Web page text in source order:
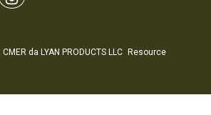
da LYAN PRODUCTS LLC Resource